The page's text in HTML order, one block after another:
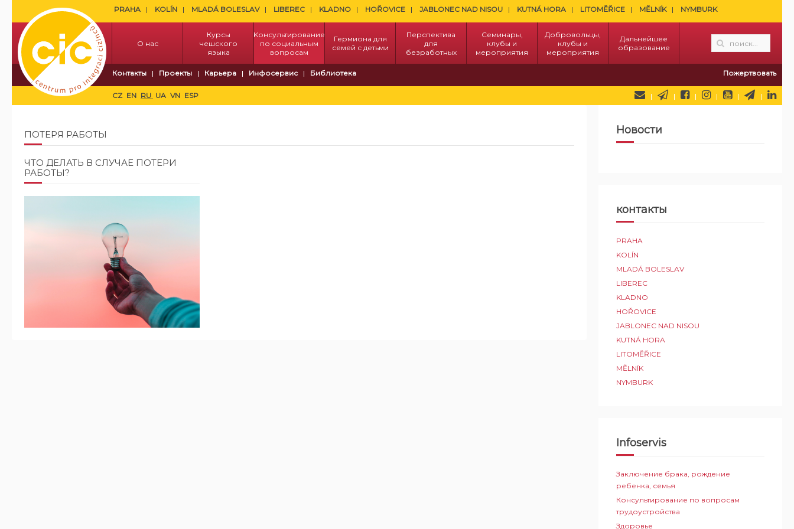
PRAHA KOLÍN MLADÁ BOLESLAV LIBEREC KLADNO HOŘOVICE JABLONEC NAD NISOU KUTNÁ HORA LITOMĚŘICE MĚLNÍK NYMBURK
О нас
Курсы
чешского
языка
Kонсультирование
по социальным
вопросам
Гермиона для
семей с детьми
Перспектива
для
безработных
Семинары,
клубы и
мероприятия
Добровольцы,
клубы и
мероприятия
Дальнейшее
образование
Контакты Проекты Карьера Инфосервис Библиотека Пожертвовать
CZ EN RU UA VN ESP
ПОТЕРЯ РАБОТЫ
ЧТО ДЕЛАТЬ В СЛУЧАЕ ПОТЕРИ
РАБОТЫ?
Новости
контакты
PRAHA
KOLÍN
MLADÁ BOLESLAV
LIBEREC
KLADNO
HOŘOVICE
JABLONEC NAD NISOU
KUTNÁ HORA
LITOMĚŘICE
MĚLNÍK
NYMBURK
Infoservis
Заключение брака, рождение
ребенка, семья
Консультирование по вопросам
трудоустройства
Здоровье